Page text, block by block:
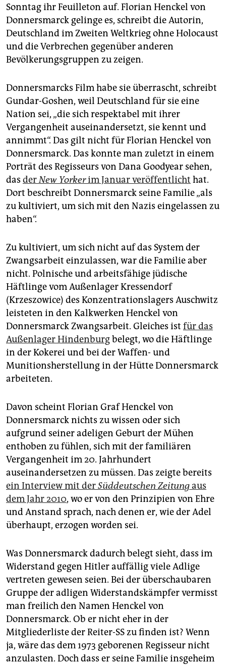
Sonntag ihr Feuilleton auf. Florian Henckel von
Donnersmarck gelinge es, schreibt die Autorin,
Deutschland im Zweiten Weltkrieg ohne Holocaust
und die Verbrechen gegenüber anderen
Bevölkerungsgruppen zu zeigen.
Donnersmarcks Film habe sie überrascht, schreibt
Gundar-Goshen, weil Deutschland für sie eine
Nation sei, „die sich respektabel mit ihrer
Vergangenheit auseinandersetzt, sie kennt und
annimmt“. Das gilt nicht für Florian Henckel von
Donnersmarck. Das konnte man zuletzt in einem
Porträt des Regisseurs von Dana Good­year sehen,
das derNew Yorkerim Januar veröffentlicht hat.
Dort beschreibt Donnersmarck seine Familie „als
zu kultiviert, um sich mit den Nazis eingelassen zu
haben“.
Zu kultiviert, um sich nicht auf das System der
Zwangsarbeit einzulassen, war die Familie aber
nicht. Polnische und arbeitsfähige jüdische
Häftlinge vom Außenlager Kressendorf
(Krzeszowice) des Konzentrationslagers Auschwitz
leisteten in den Kalkwerken Henckel von
Donnersmarck Zwangsarbeit. Gleiches ist für das
Außenlager Hindenburgbelegt, wo die Häftlinge
in der Kokerei und bei der Waffen- und
Munitionsherstellung in der Hütte Donnersmarck
arbeiteten.
Davon scheint Florian Graf Henckel von
Donnersmarck nichts zu wissen oder sich
aufgrund seiner adeligen Geburt der Mühen
enthoben zu fühlen, sich mit der familiären
Vergangenheit im 20. Jahrhundert
auseinandersetzen zu müssen. Das zeigte bereits
ein Interview mit derSüddeutschen Zeitungaus
dem Jahr 2010, wo er von den Prinzipien von Ehre
und Anstand sprach, nach denen er, wie der Adel
überhaupt, erzogen worden sei.
Was Donnersmarck dadurch belegt sieht, dass im
Widerstand gegen Hitler auffällig viele Adlige
vertreten gewesen seien. Bei der überschaubaren
Gruppe der adligen Widerstandskämpfer vermisst
man freilich den Namen Henckel von
Donnersmarck. Ob er nicht eher in der
Mitgliederliste der Reiter-SS zu finden ist? Wenn
ja, wäre das dem 1973 geborenen Regisseur nicht
anzulasten. Doch dass er seine Familie insgeheim